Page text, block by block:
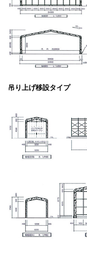
吊り上げ移設タイプ